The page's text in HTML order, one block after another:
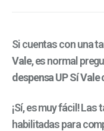
Si cuentas con una
Vale, es normal
despensa UP Sí
¡Sí, es muy fácil! Las
habilitadas para